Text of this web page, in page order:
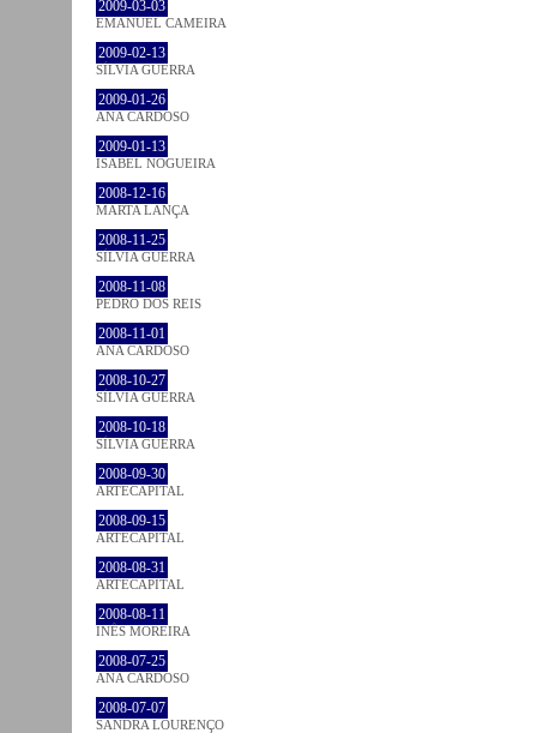
2009-03-03
EMANUEL CAMEIRA
2009-02-13
SÍLVIA GUERRA
2009-01-26
ANA CARDOSO
2009-01-13
ISABEL NOGUEIRA
2008-12-16
MARTA LANÇA
2008-11-25
SÍLVIA GUERRA
2008-11-08
PEDRO DOS REIS
2008-11-01
ANA CARDOSO
2008-10-27
SÍLVIA GUERRA
2008-10-18
SÍLVIA GUERRA
2008-09-30
ARTECAPITAL
2008-09-15
ARTECAPITAL
2008-08-31
ARTECAPITAL
2008-08-11
INÊS MOREIRA
2008-07-25
ANA CARDOSO
2008-07-07
SANDRA LOURENÇO